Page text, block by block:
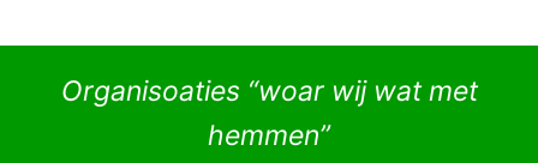
Organisoaties “woar wij wat met
hemmen”